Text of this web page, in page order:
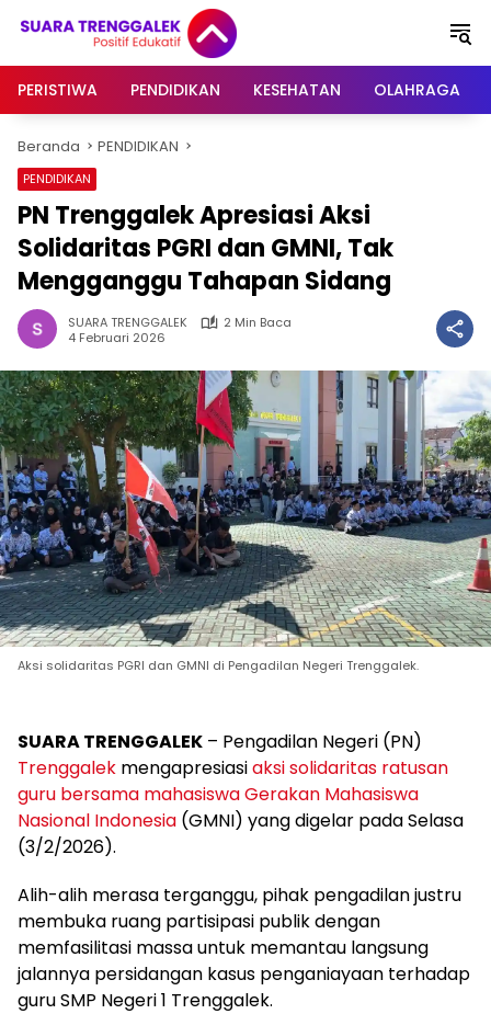
PERISTIWA
PENDIDIKAN KESEHATAN OLAHRAGA
Beranda PENDIDIKAN
PENDIDIKAN
PN Trenggalek Apresiasi Aksi
Solidaritas PGRI dan GMNI, Tak
Mengganggu Tahapan Sidang
SUARA TRENGGALEK
2 Min Baca
4 Februari 2026
Aksi solidaritas PGRI dan GMNI di Pengadilan Negeri Trenggalek.
SUARA TRENGGALEK – Pengadilan Negeri (PN)
Trenggalek mengapresiasiaksi solidaritas ratusan
guru bersama mahasiswa Gerakan Mahasiswa
Nasional Indonesia (GMNI) yang digelar pada Selasa
(3/2/2026).
Alih-alih merasa terganggu, pihak pengadilan justru
membuka ruang partisipasi publik dengan
memfasilitasi massa untuk memantau langsung
jalannya persidangan kasus penganiayaan terhadap
guru SMP Negeri 1 Trenggalek.